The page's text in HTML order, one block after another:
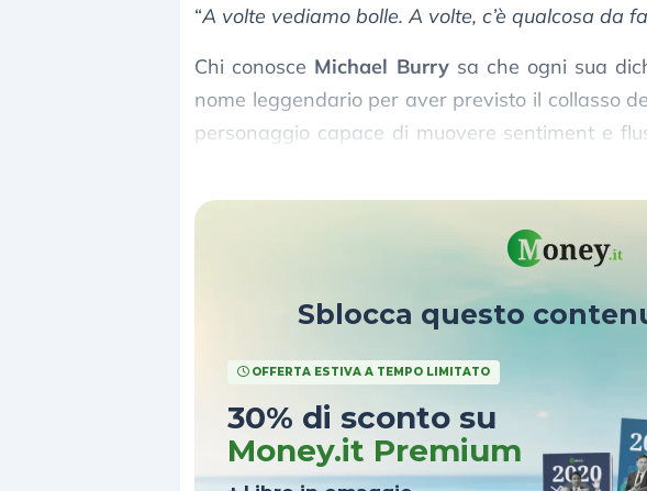
“A volte vediamo bolle. A volte, c’è qualcosa da
Chi conosce Michael Burrysa che ogni sua
nome leggendario per aver previsto il collasso
personaggio capace di muovere sentiment e
Sblocca questo
OFFERTA ESTIVA A TEMPO LIMITATO
30% di sconto su
Money.it Premium